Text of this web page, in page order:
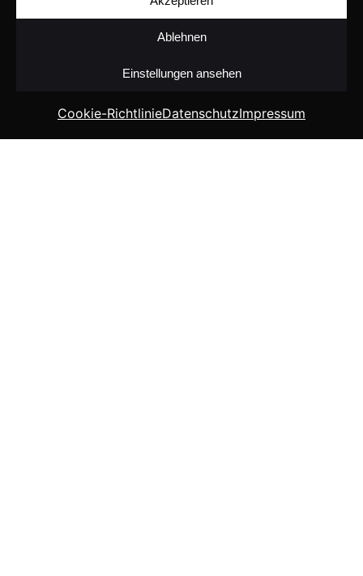
Ablehnen
Einstellungen ansehen
Cookie-RichtlinieDatenschutzImpressum